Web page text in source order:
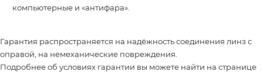
компьютерные и «антифара».
Гарантия распространяется на надёжность соединения линз с
оправой, на немеханические повреждения.
Подробнее об условиях гарантии вы можете найти на странице